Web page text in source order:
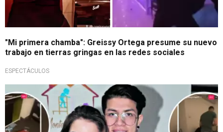
"Mi primera chamba": Greissy Ortega presume su nuevo
trabajo en tierras gringas en las redes sociales
ESPECTÁCULOS
Estados Unidos